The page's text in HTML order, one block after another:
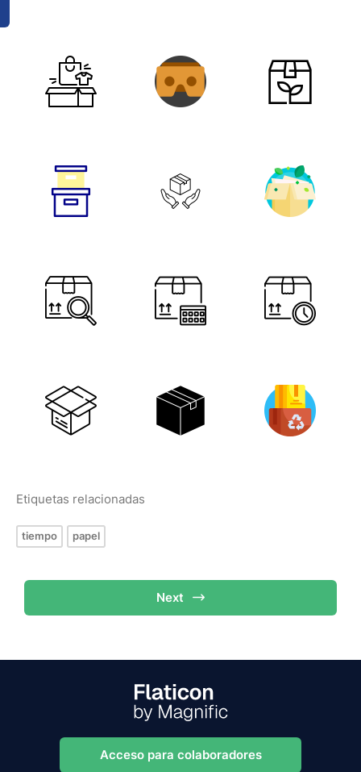
Etiquetas relacionadas
tiempo papel
Next
Acceso para colaboradores